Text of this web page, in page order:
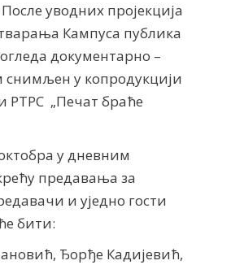
уводних пројекција
Кампуса публика
документарно –
у копродукцији
РТРС „Печат браће
у дневним
предавања за
и уједно гости
бити:
Ђорђе Кадијевић,